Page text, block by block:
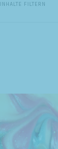
INHALTE FILTERN